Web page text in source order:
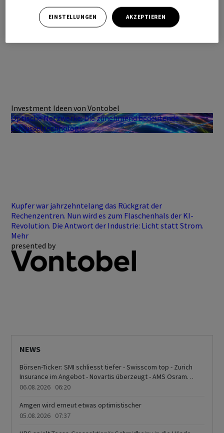
Investment Ideen von Vontobel
Optische Netzwerke: Die zunehmend bedeutende
Schlüsseltechnologie
Kupfer war jahrzehntelang das Rückgrat der
Rechenzentren. Nun wird es zum Flaschenhals der KI-
Revolution. Die Antwort der Industrie: Licht statt Strom.
Mehr
presented by
NEWS
Börsen-Ticker: SMI schliesst tiefer - Swisscom top - Zurich
Insurance im Angebot - Novartis überzeugt - AMS Osram
schwach
06.08.2026 06:20
Amgen wird erneut etwas optimistischer
05.08.2026 07:37
EINSTELLUNGEN AKZEPTIEREN